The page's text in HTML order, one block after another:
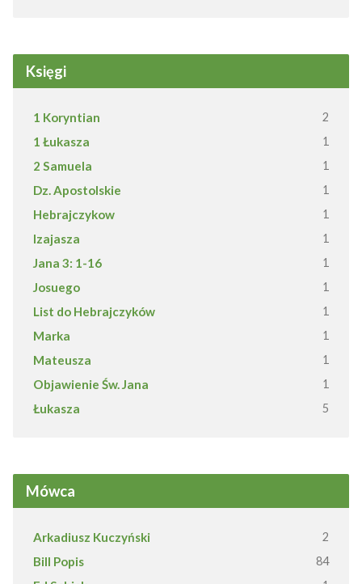
Księgi
1 Koryntian 2
1 Łukasza 1
2 Samuela 1
Dz. Apostolskie 1
Hebrajczykow 1
Izajasza 1
Jana 3: 1-16 1
Josuego 1
List do Hebrajczyków 1
Marka 1
Mateusza 1
Objawienie Św. Jana 1
Łukasza 5
Mówca
Arkadiusz Kuczyński 2
Bill Popis 84